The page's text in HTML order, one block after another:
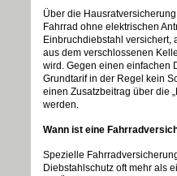
Über die
Fahrrad ohne elektrischen
Einbruchdiebstahl versichert,
aus dem verschlossenen
wird. Gegen einen einfachen
Grundtarif in der Regel kein
einen Zusatzbeitrag über die
werden.
Wann ist eine
Spezielle
Diebstahlschutz oft mehr als